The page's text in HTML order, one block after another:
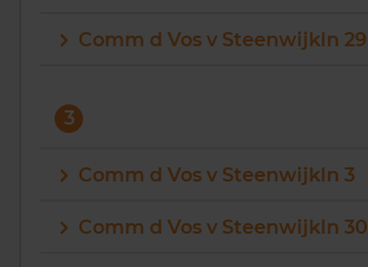
Comm d Vos v Steenwijkln 29
3
Comm d Vos v Steenwijkln 3
Comm d Vos v Steenwijkln 30